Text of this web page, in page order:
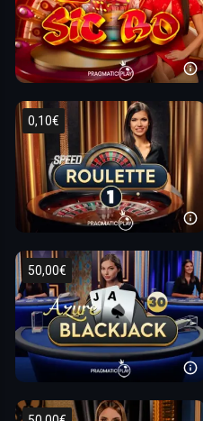
0,10€
50,00€